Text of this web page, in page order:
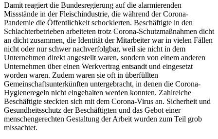
Damit reagiert die Bundesregierung auf die alarmierenden
Missstände in der Fleischindustrie, die während der Corona-
Pandemie die Öffentlichkeit schockierten. Beschäftigte in den
Schlachterbetrieben arbeiteten trotz Corona-Schutzmaßnahmen dicht
an dicht zusammen, die Identität der Mitarbeiter war in vielen Fällen
nicht oder nur schwer nachverfolgbar, weil sie nicht in dem
Unternehmen direkt angestellt waren, sondern von einem anderen
Unternehmen über einen Werkvertrag entsandt und eingesetzt
worden waren. Zudem waren sie oft in überfüllten
Gemeinschaftsunterkünften untergebracht, in denen die Corona-
Hygieneregeln nicht eingehalten werden konnten. Zahlreiche
Beschäftigte steckten sich mit dem Corona-Virus an. Sicherheit und
Gesundheitsschutz der Beschäftigten und das Gebot einer
menschengerechten Gestaltung der Arbeit wurden zum Teil grob
missachtet.